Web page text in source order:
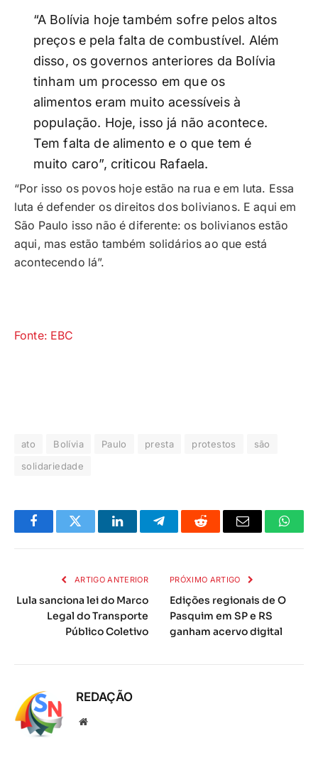
“A Bolívia hoje também sofre pelos altos
preços e pela falta de combustível. Além
disso, os governos anteriores da Bolívia
tinham um processo em que os
alimentos eram muito acessíveis à
população. Hoje, isso já não acontece.
Tem falta de alimento e o que tem é
muito caro”, criticou Rafaela.
“Por isso os povos hoje estão na rua e em luta. Essa
luta é defender os direitos dos bolivianos. E aqui em
São Paulo isso não é diferente: os bolivianos estão
aqui, mas estão também solidários ao que está
acontecendo lá”.
Fonte: EBC
ato Bolívia Paulo presta protestos
são
solidariedade
FacebookTwitter LinkedInTelegramaReddit
E-
ARTIGO ANTERIOR
Lula sanciona lei do Marco
Legal do Transporte
Público Coletivo
PRÓXIMO ARTIGO
Edições regionais de O
Pasquim em SP e RS
ganham acervo digital
REDAÇÃO
Local